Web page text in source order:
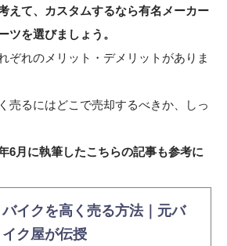
えて、カスタムするなら有名メーカー
ツを選びましょう。
ぞれのメリット・デメリットがありま
売るにはどこで売却するべきか、しっ
6月に執筆したこちらの記事も参考に
バイクを高く売る方法｜元バ
イク屋が伝授